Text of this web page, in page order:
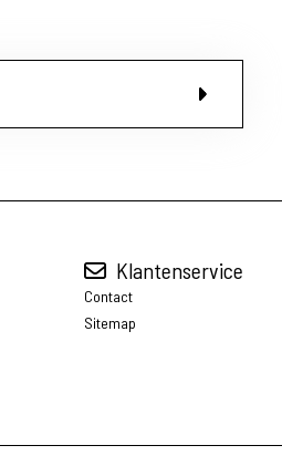
Klantenservice
Contact
Sitemap